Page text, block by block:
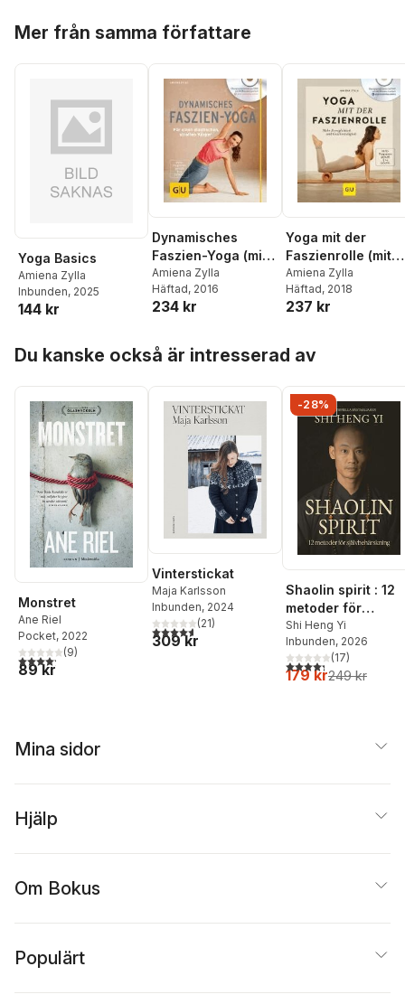
Mer från samma författare
Yoga Basics
Amiena Zylla
Inbunden, 2025
144 kr
Dynamisches
Faszien-Yoga (mit
DVD)
Amiena Zylla
Häftad, 2016
234 kr
Yoga mit der
Faszienrolle (mit
DVD)
Amiena Zylla
Häftad, 2018
237 kr
Du kanske också är intresserad av
Monstret
Ane Riel
Pocket, 2022
4,2utav 5 stjärnor. Totalt antal röster:
(9)
89 kr
Vinterstickat
Maja Karlsson
Inbunden, 2024
4,6utav 5 stjärnor. Totalt antal röster:
(21)
309 kr
-28%
Shaolin spirit : 12
metoder för
självbehärskning
Shi Heng Yi
Inbunden, 2026
4,3utav 5 stjärnor.
(17)
179 kr249 kr
Mina sidor
Hjälp
Om Bokus
Populärt